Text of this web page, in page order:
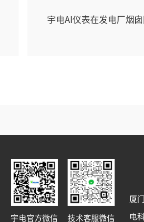
宇电AI仪表在发电厂烟
宇电官方微信 技术客服微信
厦
电